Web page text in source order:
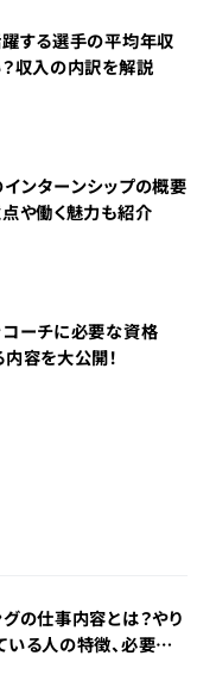
する選手の平均年収
？収入の内訳を解説
ンターンシップの概要
や働く魅力も紹介
コーチに必要な資格
容を大公開！
の仕事内容とは？やり
る人の特徴、必要な